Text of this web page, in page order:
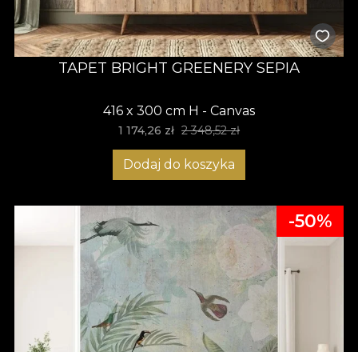
TAPET BRIGHT GREENERY SEPIA
416 x 300 cm H - Canvas
1 174,26 zł 2 348,52 zł
Dodaj do koszyka
-50%